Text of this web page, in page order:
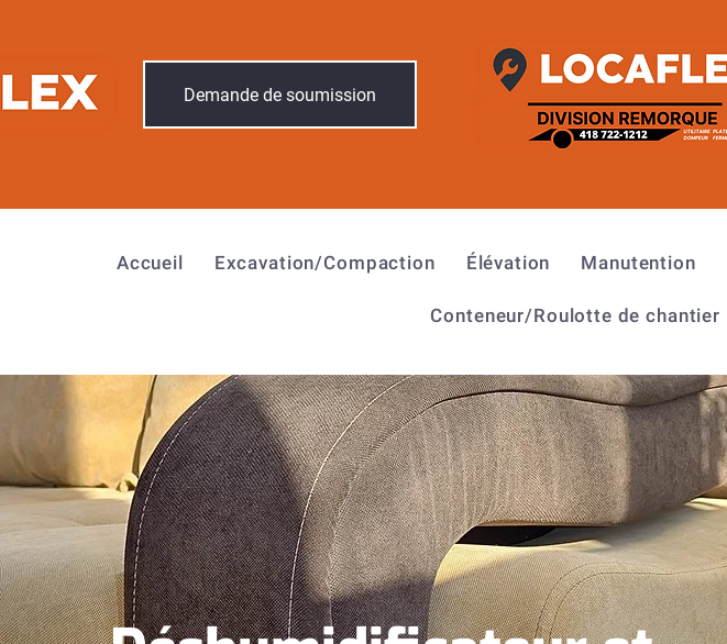
Demande de soumission
Accueil Excavation/Compaction Élévation Manutention
Conteneur/Roulotte de chantier